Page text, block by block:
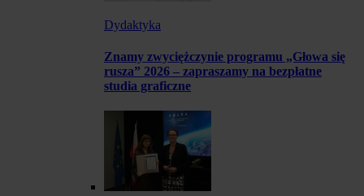
Dydaktyka
Znamy zwyciężczynie programu „Głowa się
rusza” 2026 – zapraszamy na bezpłatne
studia graficzne